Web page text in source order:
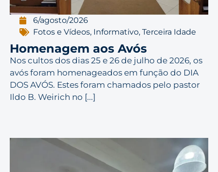
6/agosto/2026
Fotos e Vídeos, Informativo,Terceira Idade
Homenagem aos Avós
Nos cultos dos dias 25 e 26 de julho de 2026, os
avós foram homenageados em função do DIA
DOS AVÓS. Estes foram chamados pelo pastor
Ildo B. Weirich no [...]